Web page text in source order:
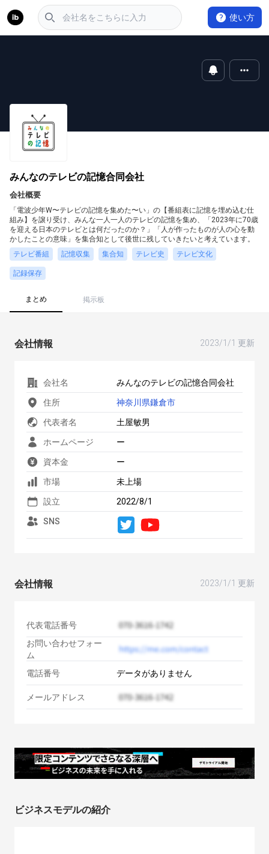
使い方
みんなのテレビの記憶合同会社
会社概要
「電波少年W〜テレビの記憶を集めた〜い」の【番組表に記憶を埋め込む仕
組み】を譲り受け、みんな一人一人のテレビの記憶を集め、「2023年に70歳
を迎える日本のテレビとは何だったのか？」「人が作ったものが人の心を動
かしたことの意味」を集合知として後世に残していきたいと考えています。
テレビ番組
記憶収集 集合知 テレビ史 テレビ文化
記録保存
まとめ 掲示板
会社情報 2023/1/1 更新
会社名 みんなのテレビの記憶合同会社
住所 神奈川県鎌倉市
代表者名 土屋敏男
ホームページ ー
資本金 ー
市場 未上場
設立 2022/8/1
SNS
会社情報 2023/1/1 更新
代表電話番号
お問い合わせフォー
ム
電話番号
データがありません
メールアドレス
ビジネスモデルの紹介